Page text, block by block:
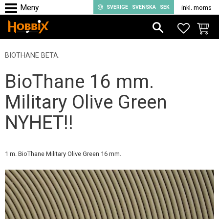
Meny
SVERIGE SVENSKA SEK inkl. moms
BIOTHANE BETA.
BioThane 16 mm.
Military Olive Green
NYHET!!
1 m. BioThane Military Olive Green 16 mm.